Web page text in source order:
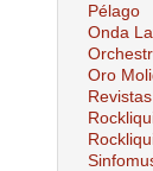
Pélago
Onda
Oro